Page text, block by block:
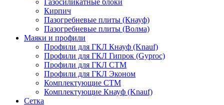
Кирпич
Пазогребневые плиты (Кнауф)
Пазогребневые плиты (Волма)
Маяки и профили
Профили для ГКЛ Кнауф (Knauf)
Профили для ГКЛ Гипрок (Gyproc)
Профили для ГКЛ СТМ
Профили для ГКЛ Эконом
Комплектующие СТМ
Комплектующие Кнауф (Knauf)
Сетка